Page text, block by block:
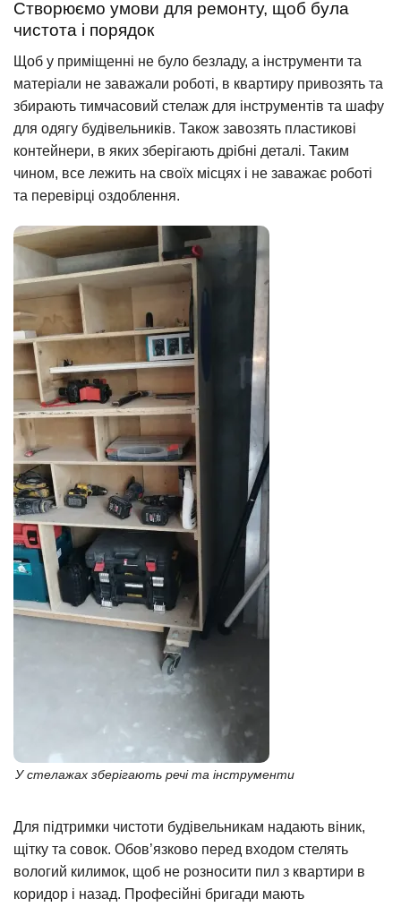
Створюємо умови для ремонту, щоб була
чистота і порядок
Щоб у приміщенні не було безладу, а інструменти та
матеріали не заважали роботі, в квартиру привозять та
збирають тимчасовий стелаж для інструментів та шафу
для одягу будівельників. Також завозять пластикові
контейнери, в яких зберігають дрібні деталі. Таким
чином, все лежить на своїх місцях і не заважає роботі
та перевірці оздоблення.
У стелажах зберігають речі та інструменти
Для підтримки чистоти будівельникам надають віник,
щітку та совок. Обов’язково перед входом стелять
вологий килимок, щоб не розносити пил з квартири в
коридор і назад. Професійні бригади мають